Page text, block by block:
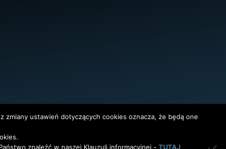
zmiany ustawień dotyczących cookies oznacza, że będą one
znaleźć w naszej Klauzuli informacyjnej - TUTAJ